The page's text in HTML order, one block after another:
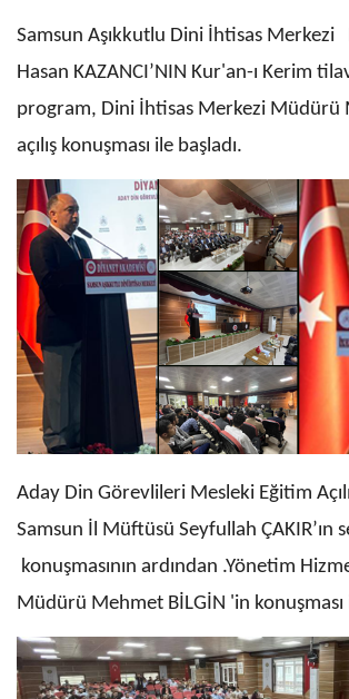
Samsun Aşıkkutlu Dini İhtisas Merkezi
Hasan KAZANCI’NIN Kur'an-ı Kerim
program, Dini İhtisas Merkezi Müdürü
açılış konuşması ile başladı.
Aday Din Görevlileri Mesleki Eğitim
Samsun İl Müftüsü Seyfullah ÇAKIR’ın
konuşmasının ardından .Yönetim
Müdürü Mehmet BİLGİN 'in